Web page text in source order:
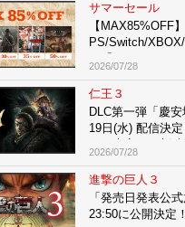
iOS / Android
サマーセール
【MAX85%OFF】
PS/Switch/
どお買い得多数！
2026/07/28
仁王３
DLC第一弾「慶
19日(水) 配信決定
2026/07/28
進撃の巨人３
「発売日発表公
23:50に公開決定！